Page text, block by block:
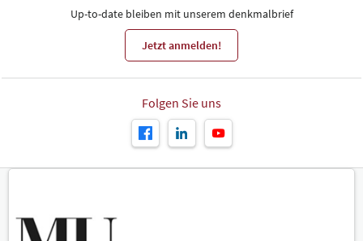
Up-to-date bleiben mit unserem denkmalbrief
Jetzt anmelden!
Folgen Sie uns